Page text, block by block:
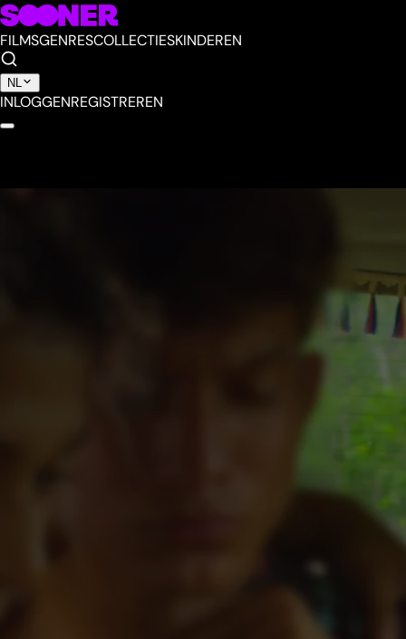
FILMSGENRESCOLLECTIESKINDEREN
NL
INLOGGENREGISTREREN